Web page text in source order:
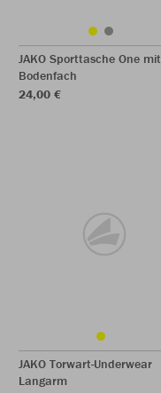
JAKO Sporttasche One mit
Bodenfach
24,00 €
JAKO Torwart-Underwear
Langarm